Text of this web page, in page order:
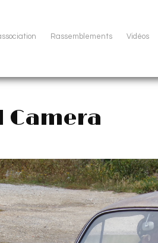
Rassemblements Vidéos
Camera